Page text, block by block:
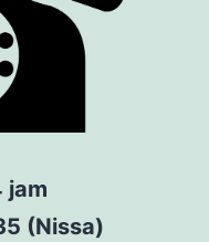
jam
(Nissa)